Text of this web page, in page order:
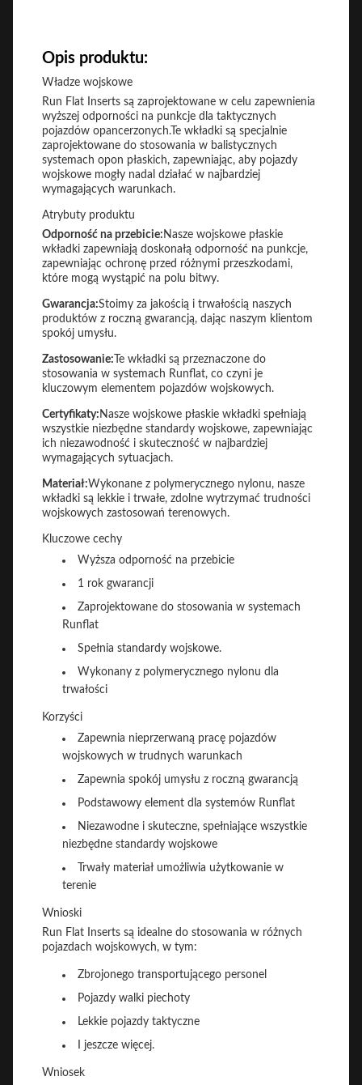
Opis produktu:
Władze wojskowe
Run Flat Inserts są zaprojektowane w celu zapewnienia
wyższej odporności na punkcje dla taktycznych
pojazdów opancerzonych.Te wkładki są specjalnie
zaprojektowane do stosowania w balistycznych
systemach opon płaskich, zapewniając, aby pojazdy
wojskowe mogły nadal działać w najbardziej
wymagających warunkach.
Atrybuty produktu
Odporność na przebicie: Nasze wojskowe płaskie
wkładki zapewniają doskonałą odporność na punkcje,
zapewniając ochronę przed różnymi przeszkodami,
które mogą wystąpić na polu bitwy.
Gwarancja:Stoimy za jakością i trwałością naszych
produktów z roczną gwarancją, dając naszym klientom
spokój umysłu.
Zastosowanie: Te wkładki są przeznaczone do
stosowania w systemach Runflat, co czyni je
kluczowym elementem pojazdów wojskowych.
Certyfikaty: Nasze wojskowe płaskie wkładki spełniają
wszystkie niezbędne standardy wojskowe, zapewniając
ich niezawodność i skuteczność w najbardziej
wymagających sytuacjach.
Materiał:Wykonane z polymerycznego nylonu, nasze
wkładki są lekkie i trwałe, zdolne wytrzymać trudności
wojskowych zastosowań terenowych.
Kluczowe cechy
Wyższa odporność na przebicie
1 rok gwarancji
Zaprojektowane do stosowania w systemach
Runflat
Spełnia standardy wojskowe.
Wykonany z polymerycznego nylonu dla
trwałości
Korzyści
Zapewnia nieprzerwaną pracę pojazdów
wojskowych w trudnych warunkach
Zapewnia spokój umysłu z roczną gwarancją
Podstawowy element dla systemów Runflat
Niezawodne i skuteczne, spełniające wszystkie
niezbędne standardy wojskowe
Trwały materiał umożliwia użytkowanie w
terenie
Wnioski
Run Flat Inserts są idealne do stosowania w różnych
pojazdach wojskowych, w tym:
Zbrojonego transportującego personel
Pojazdy walki piechoty
Lekkie pojazdy taktyczne
I jeszcze więcej.
Wniosek